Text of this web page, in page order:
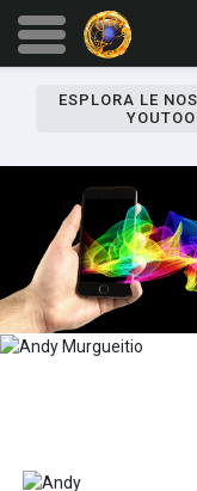
ESPLORA LE